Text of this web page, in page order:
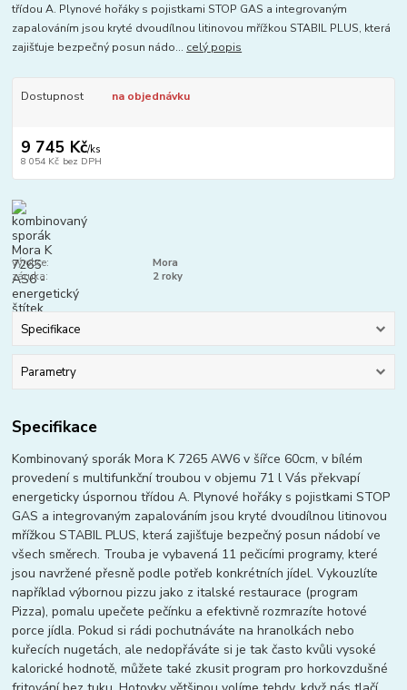
třídou A. Plynové hořáky s pojistkami STOP GAS a integrovaným
zapalováním jsou kryté dvoudílnou litinovou mřížkou STABIL PLUS, která
zajišťuje bezpečný posun nádo... celý popis
Dostupnost na objednávku
9 745 Kč/ks
8 054 Kč bez DPH
výrobce:
Mora
záruka:
2 roky
Specifikace
Parametry
Specifikace
Kombinovaný sporák Mora K 7265 AW6 v šířce 60cm, v bílém
provedení s multifunkční troubou v objemu 71 l Vás překvapí
energeticky úspornou třídou A. Plynové hořáky s pojistkami STOP
GAS a integrovaným zapalováním jsou kryté dvoudílnou litinovou
mřížkou STABIL PLUS, která zajišťuje bezpečný posun nádobí ve
všech směrech. Trouba je vybavená 11 pečicími programy, které
jsou navržené přesně podle potřeb konkrétních jídel. Vykouzlíte
například výbornou pizzu jako z italské restaurace (program
Pizza), pomalu upečete pečínku a efektivně rozmrazíte hotové
porce jídla. Pokud si rádi pochutnáváte na hranolkách nebo
kuřecích nugetách, ale nedopřáváte si je tak často kvůli vysoké
kalorické hodnotě, můžete také zkusit program pro horkovzdušné